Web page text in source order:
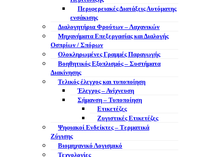
Περιφερειακές Διατάξεις Αυτόματης
ενσάκισης
Διαλογητήρια Φρούτων – Λαχανικών
Μηχανήματα Επεξεργασίας και Διαλογής
Οσπρίων / Σπόρων
Ολοκληρωμένες Γραμμές Παραγωγής
Βοηθητικός Εξοπλισμός – Συστήματα
Διακίνησης
Τελικός έλεγχος και τυποποίηση
Έλεγχος – Ανίχνευση
Σήμανση – Τυποποίηση
Ετικετέζες
Ζυγιστικές Ετικετέζες
Ψηφιακοί Ενδείκτες – Tερματικά
Ζύγισης
Βιομηχανικό Λογισμικό
Τεχνολογίες